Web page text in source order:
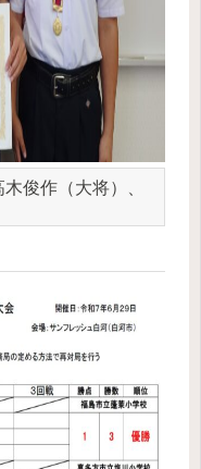
俊作（大将）、